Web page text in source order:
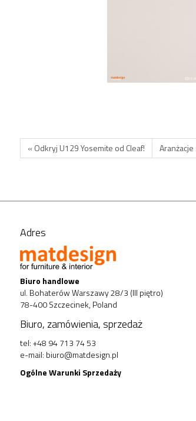
« Odkryj U129 Yosemite od Cleaf!
Adres
Biuro handlowe
ul. Bohaterów Warszawy 28/3 (III piętro)
78-400 Szczecinek, Poland
Biuro, zamówienia, sprzedaż
tel: +48 94 713 74 53
e-mail: biuro@matdesign.pl
Ogólne Warunki Sprzedaży